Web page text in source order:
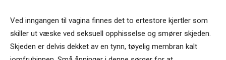
Ved inngangen til vagina finnes det to ertestore kjertler som
skiller ut væske ved seksuell opphisselse og smører skjeden.
Skjeden er delvis dekket av en tynn, tøyelig membran kalt